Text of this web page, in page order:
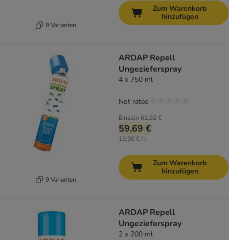
9 Varianten
Zum Warenkorb
hinzufügen
9 Varianten
ARDAP Repell
Ungezieferspray
4 x 750 ml
Einzeln 61,92 €
59,69 €
19,90 € / l
Not rated
Zum Warenkorb
hinzufügen
ARDAP Repell
Ungezieferspray
2 x 200 ml